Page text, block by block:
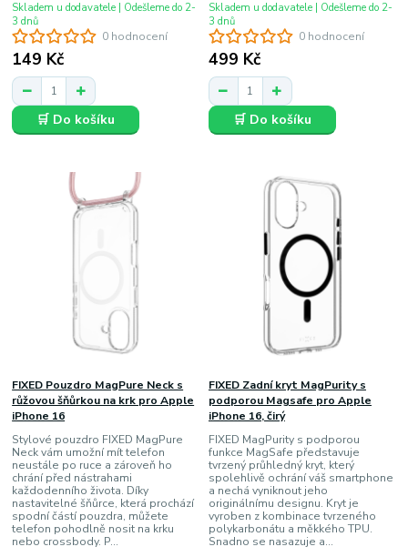
0 hodnocení
149 Kč
Skladem u dodavatele | Odešleme do 2-
3 dnů
🛒 Do košíku
0 hodnocení
499 Kč
Skladem u dodavatele | Odešleme do 2-
3 dnů
🛒 Do košíku
FIXED Pouzdro MagPure Neck s
růžovou šňůrkou na krk pro Apple
iPhone 16
Stylové pouzdro FIXED MagPure
Neck vám umožní mít telefon
neustále po ruce a zároveň ho
chrání před nástrahami
každodenního života. Díky
nastavitelné šňůrce, která prochází
spodní částí pouzdra, můžete
telefon pohodlně nosit na krku
nebo crossbody. P...
FIXED Zadní kryt MagPurity s
podporou Magsafe pro Apple
iPhone 16, čirý
FIXED MagPurity s podporou
funkce MagSafe představuje
tvrzený průhledný kryt, který
spolehlivě ochrání váš smartphone
a nechá vyniknout jeho
originálnímu designu. Kryt je
vyroben z kombinace tvrzeného
polykarbonátu a měkkého TPU.
Snadno se nasazuje a...